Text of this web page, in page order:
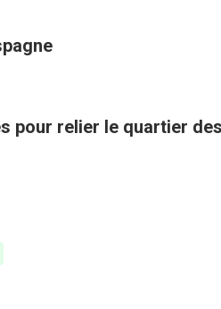
pour relier le quartier